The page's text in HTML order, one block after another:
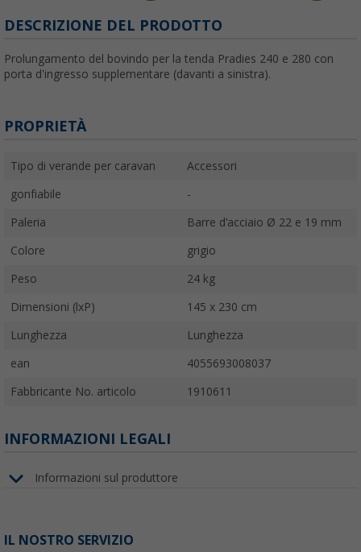
DESCRIZIONE DEL PRODOTTO
Prolungamento del bovindo per la tenda Pradies 240 e 280 con
porta d'ingresso supplementare (davanti a sinistra).
PROPRIETÀ
Tipo di verande per caravan Accessori
gonfiabile -
Paleria Barre d'acciaio Ø 22 e 19 mm
Colore grigio
Peso 24 kg
Dimensioni (lxP) 145 x 230 cm
Lunghezza Lunghezza
ean 4055693008037
Fabbricante No. articolo 1910611
INFORMAZIONI LEGALI
Informazioni sul produttore
IL NOSTRO SERVIZIO